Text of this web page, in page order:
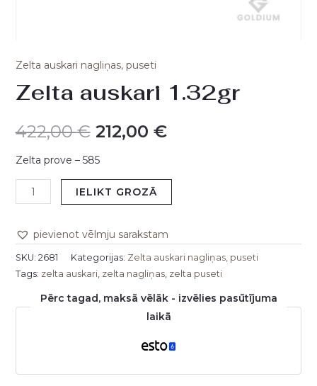
Zelta auskari nagliņas, puseti
Zelta auskari 1.32gr
422,00€ 212,00 €
Zelta prove – 585
IELIKT GROZĀ
pievienot vēlmju sarakstam
SKU: 2681 Kategorijas: Zelta auskari nagliņas, puseti
Tags: zelta auskari, zelta nagliņas, zelta puseti
Pērc tagad, maksā vēlāk - izvēlies pasūtījuma
laikā